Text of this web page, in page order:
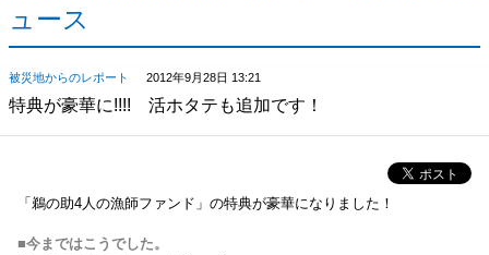
ュース
被災地からのレポート 2012年9月28日 13:21
特典が豪華に!!!! 活ホタテも追加です！
「鵜の助4人の漁師ファンド」の特典が豪華になりました！
■今まではこうでした。